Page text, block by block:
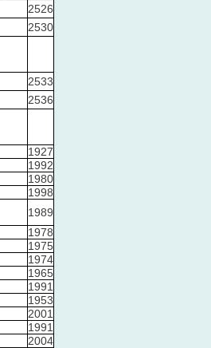
2526
2530
2533
2536
1927
1992
1980
1998
1989
1978
1975
1974
1965
1991
1953
2001
1991
2004